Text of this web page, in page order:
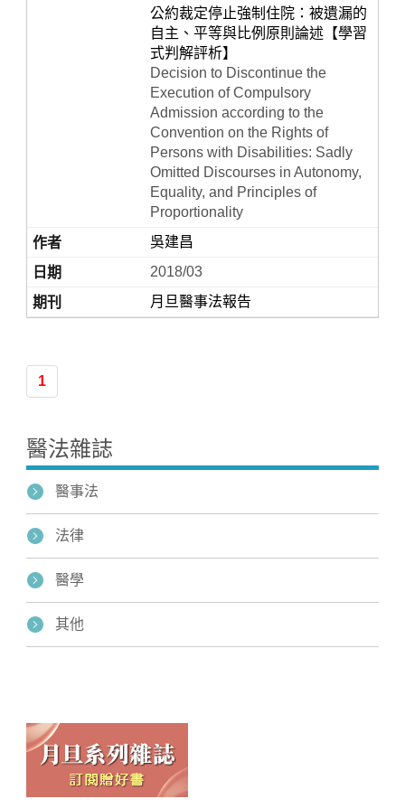
公約裁定停止強制住院：被遺漏的
自主、平等與比例原則論述【學習
式判解評析】
Decision to Discontinue the
Execution of Compulsory
Admission according to the
Convention on the Rights of
Persons with Disabilities: Sadly
Omitted Discourses in Autonomy,
Equality, and Principles of
Proportionality
吳建昌
2018/03
月旦醫事法報告
1
醫法雜誌
醫事法
法律
醫學
其他